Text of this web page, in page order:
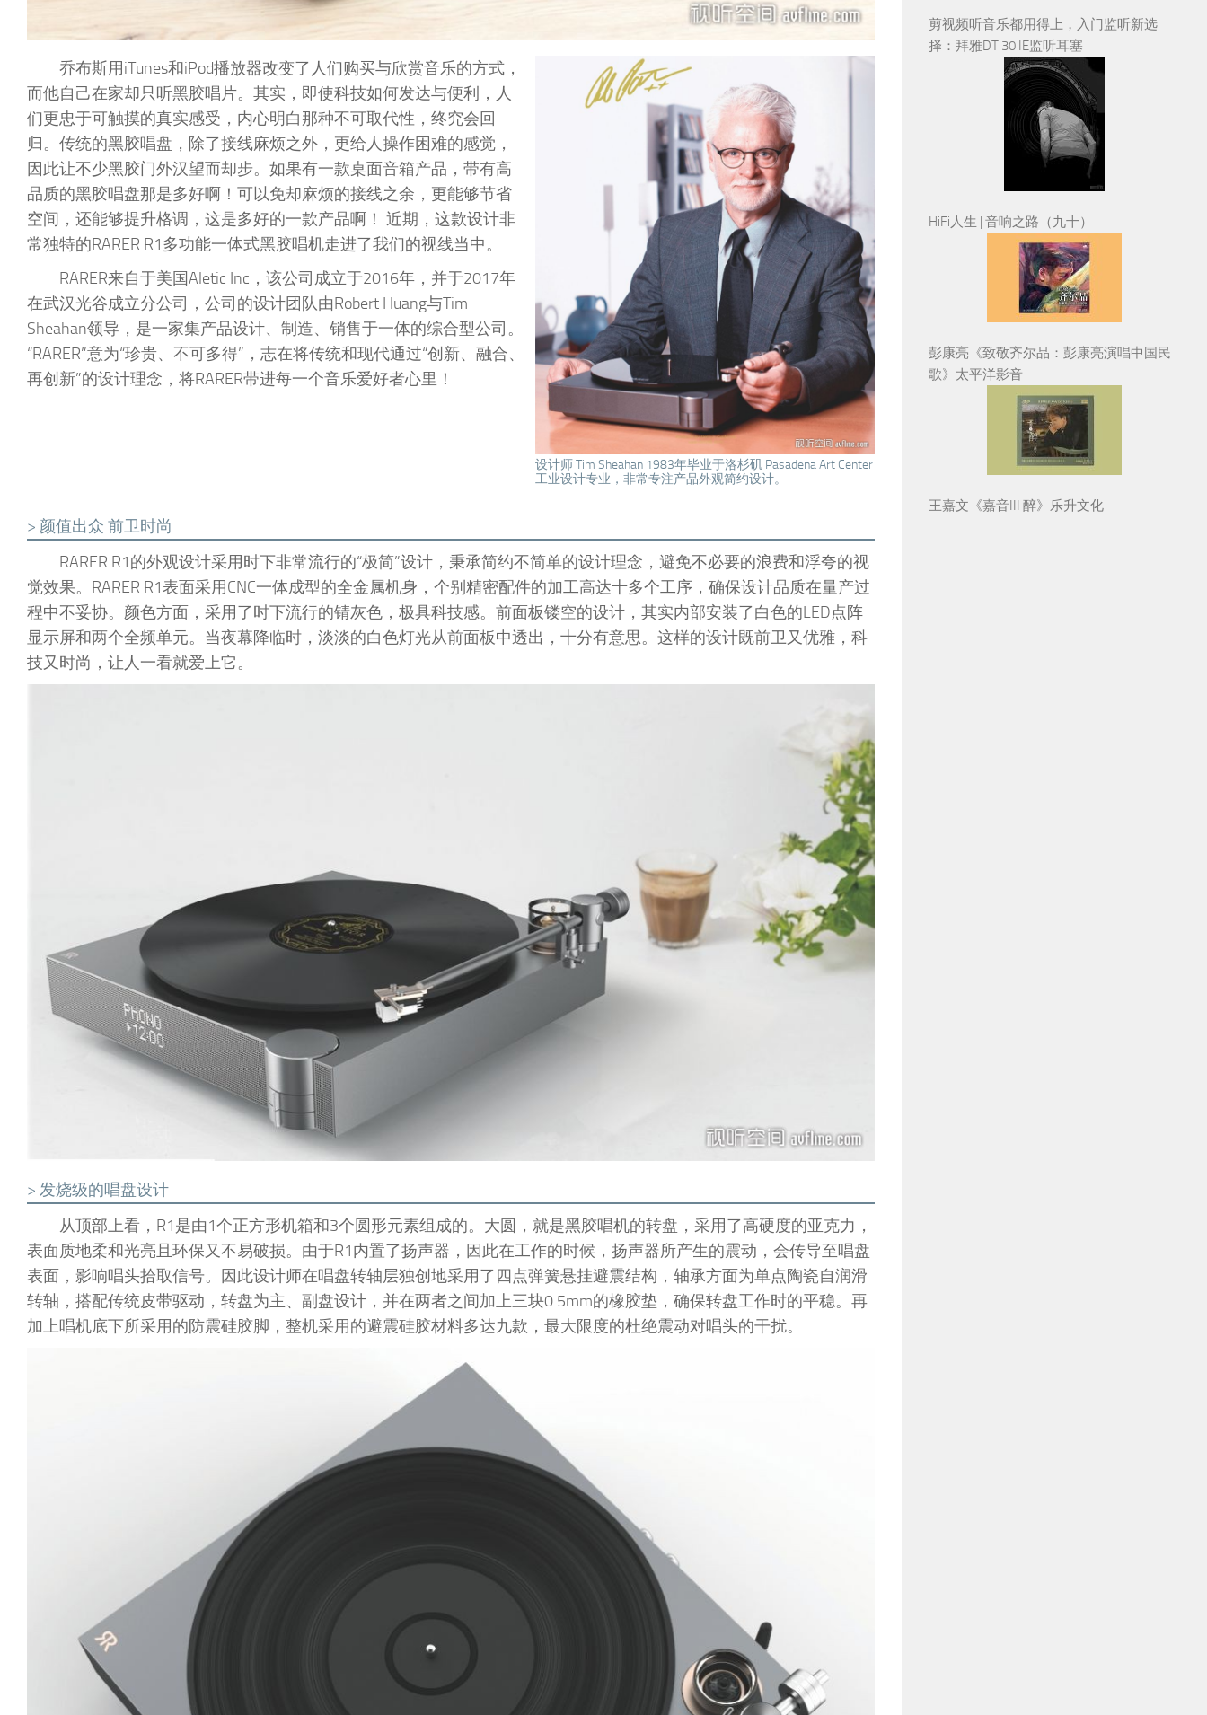
设计师 Tim Sheahan 1983年毕业于洛杉矶 Pasadena Art Center
工业设计专业，非常专注产品外观简约设计。
乔布斯用iTunes和iPod播放器改变了人们购买与欣赏音乐的方式，
而他自己在家却只听黑胶唱片。其实，即使科技如何发达与便利，人
们更忠于可触摸的真实感受，内心明白那种不可取代性，终究会回
归。传统的黑胶唱盘，除了接线麻烦之外，更给人操作困难的感觉，
因此让不少黑胶门外汉望而却步。如果有一款桌面音箱产品，带有高
品质的黑胶唱盘那是多好啊！可以免却麻烦的接线之余，更能够节省
空间，还能够提升格调，这是多好的一款产品啊！ 近期，这款设计非
常独特的RARER R1多功能一体式黑胶唱机走进了我们的视线当中。
RARER来自于美国Aletic Inc，该公司成立于2016年，并于2017年
在武汉光谷成立分公司，公司的设计团队由Robert Huang与Tim
Sheahan领导，是一家集产品设计、制造、销售于一体的综合型公司。
“RARER”意为“珍贵、不可多得”，志在将传统和现代通过“创新、融合、
再创新”的设计理念，将RARER带进每一个音乐爱好者心里！
> 颜值出众 前卫时尚
RARER R1的外观设计采用时下非常流行的“极简”设计，秉承简约不简单的设计理念，避免不必要的浪费和浮夸的视
觉效果。RARER R1表面采用CNC一体成型的全金属机身，个别精密配件的加工高达十多个工序，确保设计品质在量产过
程中不妥协。颜色方面，采用了时下流行的锖灰色，极具科技感。前面板镂空的设计，其实内部安装了白色的LED点阵
显示屏和两个全频单元。当夜幕降临时，淡淡的白色灯光从前面板中透出，十分有意思。这样的设计既前卫又优雅，科
技又时尚，让人一看就爱上它。
> 发烧级的唱盘设计
从顶部上看，R1是由1个正方形机箱和3个圆形元素组成的。大圆，就是黑胶唱机的转盘，采用了高硬度的亚克力，
表面质地柔和光亮且环保又不易破损。由于R1内置了扬声器，因此在工作的时候，扬声器所产生的震动，会传导至唱盘
表面，影响唱头拾取信号。因此设计师在唱盘转轴层独创地采用了四点弹簧悬挂避震结构，轴承方面为单点陶瓷自润滑
转轴，搭配传统皮带驱动，转盘为主、副盘设计，并在两者之间加上三块0.5mm的橡胶垫，确保转盘工作时的平稳。再
加上唱机底下所采用的防震硅胶脚，整机采用的避震硅胶材料多达九款，最大限度的杜绝震动对唱头的干扰。
剪视频听音乐都用得上，入门监听新选
择：拜雅DT 30 IE监听耳塞
HiFi人生 | 音响之路（九十）
彭康亮《致敬齐尔品：彭康亮演唱中国民
歌》太平洋影音
王嘉文《嘉音III·醉》乐升文化